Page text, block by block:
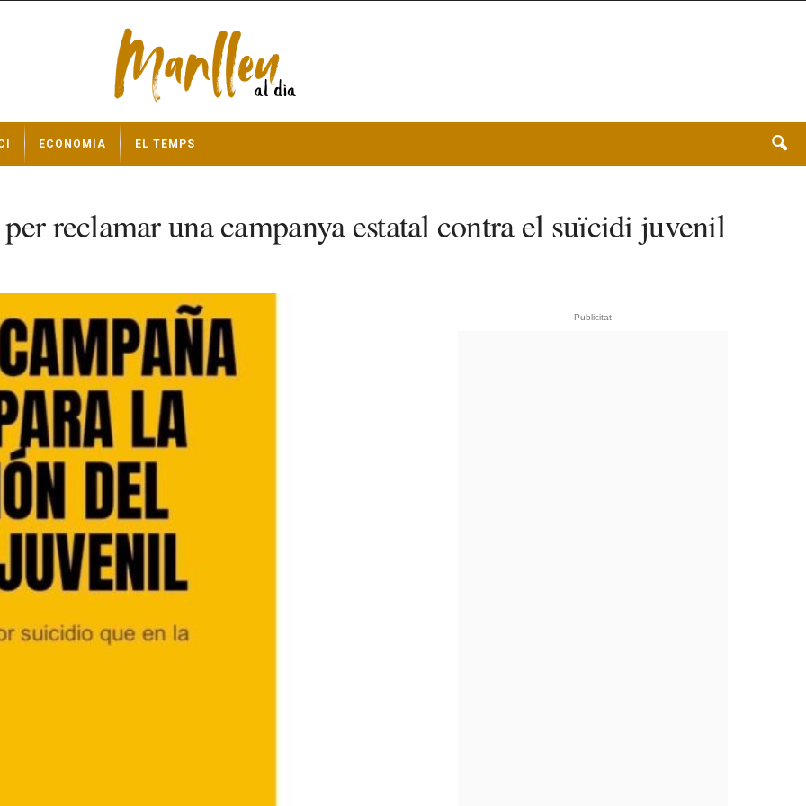
ECONOMIA EL TEMPS
reclamar una campanya estatal contra el suïcidi juvenil
- Publicitat -